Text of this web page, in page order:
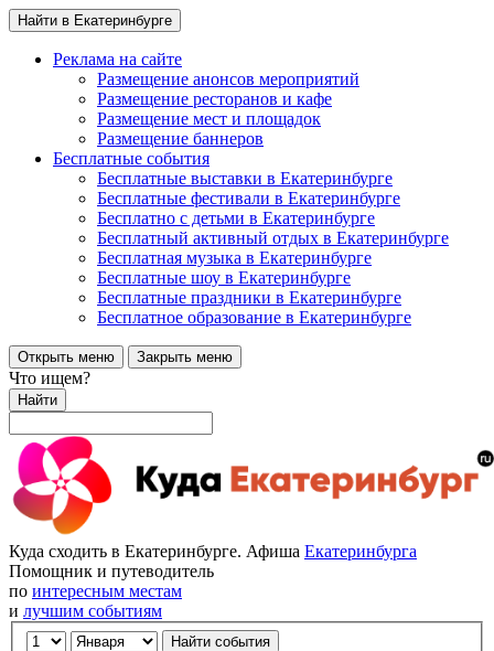
Найти в Екатеринбурге
Реклама на сайте
Размещение анонсов мероприятий
Размещение ресторанов и кафе
Размещение мест и площадок
Размещение баннеров
Бесплатные события
Бесплатные выставки в Екатеринбурге
Бесплатные фестивали в Екатеринбурге
Бесплатно с детьми в Екатеринбурге
Бесплатный активный отдых в Екатеринбурге
Бесплатная музыка в Екатеринбурге
Бесплатные шоу в Екатеринбурге
Бесплатные праздники в Екатеринбурге
Бесплатное образование в Екатеринбурге
Открыть меню Закрыть меню
Что ищем?
Найти
Куда сходить в Екатеринбурге. Афиша Екатеринбурга
Помощник и путеводитель
по интересным местам
и лучшим событиям